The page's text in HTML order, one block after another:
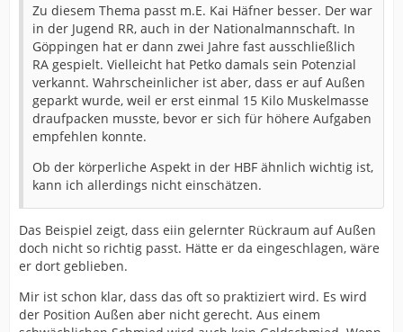
Zu diesem Thema passt m.E. Kai Häfner besser. Der war
in der Jugend RR, auch in der Nationalmannschaft. In
Göppingen hat er dann zwei Jahre fast ausschließlich
RA gespielt. Vielleicht hat Petko damals sein Potenzial
verkannt. Wahrscheinlicher ist aber, dass er auf Außen
geparkt wurde, weil er erst einmal 15 Kilo Muskelmasse
draufpacken musste, bevor er sich für höhere Aufgaben
empfehlen konnte.
Ob der körperliche Aspekt in der HBF ähnlich wichtig ist,
kann ich allerdings nicht einschätzen.
Das Beispiel zeigt, dass eiin gelernter Rückraum auf Außen
doch nicht so richtig passt. Hätte er da eingeschlagen, wäre
er dort geblieben.
Mir ist schon klar, dass das oft so praktiziert wird. Es wird
der Position Außen aber nicht gerecht. Aus einem